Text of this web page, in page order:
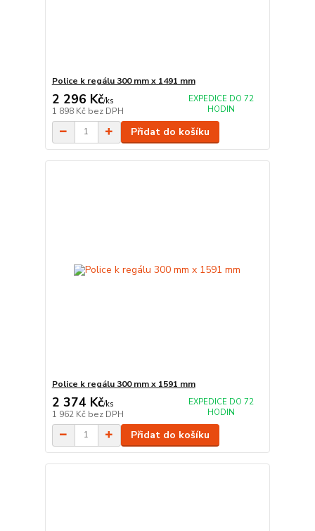
Police k regálu 300 mm x 1491 mm
2 296 Kč/ks
1 898 Kč bez DPH
EXPEDICE DO 72
HODIN
Přidat do košíku
Police k regálu 300 mm x 1591 mm
2 374 Kč/ks
1 962 Kč bez DPH
EXPEDICE DO 72
HODIN
Přidat do košíku